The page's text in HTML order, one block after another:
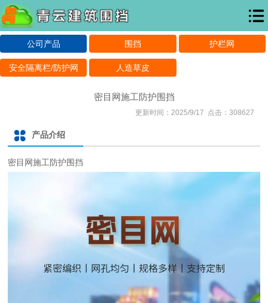
公司产品 围挡 护栏网
安全隔离栏/防护网 人造草皮
密目网施工防护围挡
更新时间：2025/9/17 点击：308627
产品介绍
密目网施工防护围挡